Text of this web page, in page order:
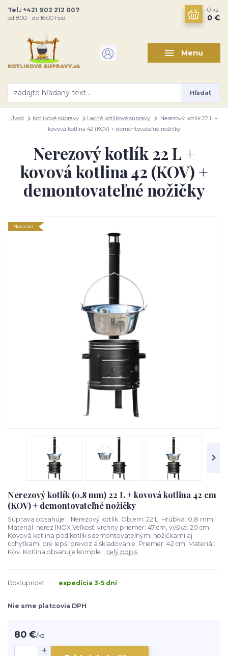
Menu
Hľadať
Tel.: +421 902 212 007
od 8:00 - do 16:00 hod
0 ks
0 €
Úvod Kotlíkové súpravy Lacné kotlíkové súpravy
Nerezový kotlík 22 L +
kovová kotlina 42 (KOV) + demontovateľné nožičky
Nerezový kotlík 22 L +
kovová kotlina 42 (KOV) +
demontovateľné nožičky
Novinka
Nerezový kotlík (0,8 mm) 22 L + kovová kotlina 42 cm
(KOV) + demontovateľné nožičky
Súprava obsahuje: Nerezový kotlík. Objem: 22 L. Hrúbka: 0,8 mm.
Materiál: nerez INOX Veľkosť: vrchný priemer: 47 cm, výška: 20 cm.
Kovová kotlina pod kotlík s demontovateľnými nožičkami aj
úchytkami pre lepší prevoz a skladovanie. Priemer: 42 cm. Materiál:
Kov. Kotlina obsahuje komple... celý popis
Dostupnosť expedícia 3-5 dní
Nie sme platcovia DPH
80 €/ks